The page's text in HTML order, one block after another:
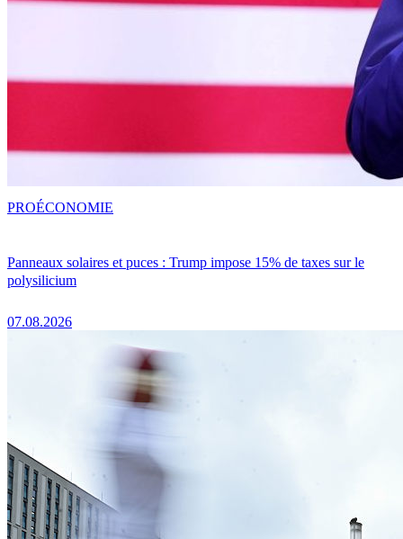
Panneaux solaires et puces : Trump impose 15% de taxes sur le
polysilicium
07.08.2026
PROÉCONOMIE